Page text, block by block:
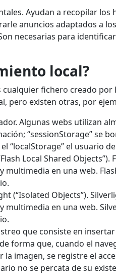
Ayudan a recopilar
anuncios adaptados a
necesarias para
local?
fichero creado
pero existen otras, por
Algunas webs utilizan
“sessionStorage” se
“localStorage” el usuario
Local Shared
en una web.
(“Isolated Objects”).
en una web.
que consiste en
forma que, cuando el
imagen, se registre el
no se percata de su